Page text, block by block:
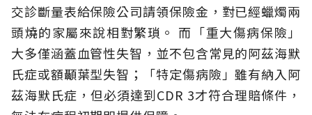
交診斷量表給保險公司請領保險金，對已經蠟燭兩
頭燒的家屬來說相對繁瑣。 而「重大傷病保險」
大多僅涵蓋血管性失智，並不包含常見的阿茲海默
氏症或額顳葉型失智；「特定傷病險」雖有納入阿
茲海默氏症，但必須達到CDR 3才符合理賠條件，